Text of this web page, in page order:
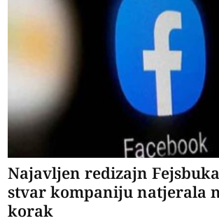
Najavljen redizajn
stvar kompaniju natjerala
korak